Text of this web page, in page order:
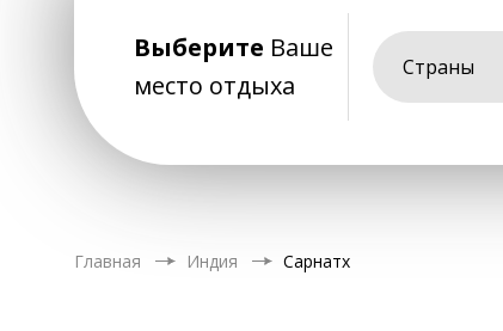
Выберите Ваше
место отдыха
Страны
Главная Индия Сарнатх